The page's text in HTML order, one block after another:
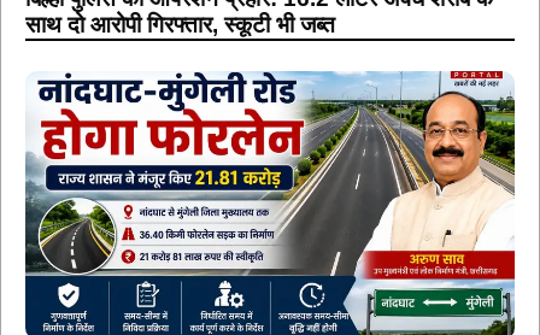
नांदघाट-मुंगेली रोड होगा फोरलेन, राज्य शासन ने मंजूर किए
21.81 करोड़